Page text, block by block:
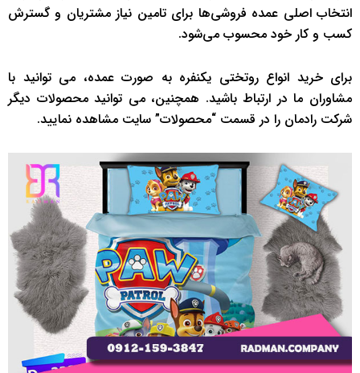
انتخاب اصلی عمده فروشی‌ها برای تامین نیاز مشتریان و گسترش
کسب و کار خود محسوب می‌شود.
برای خرید انواع روتختی یکنفره به صورت عمده، می توانید با
مشاوران ما در ارتباط باشید. همچنین، می توانید محصولات دیگر
شرکت رادمان را در قسمت “محصولات” سایت مشاهده نمایید.